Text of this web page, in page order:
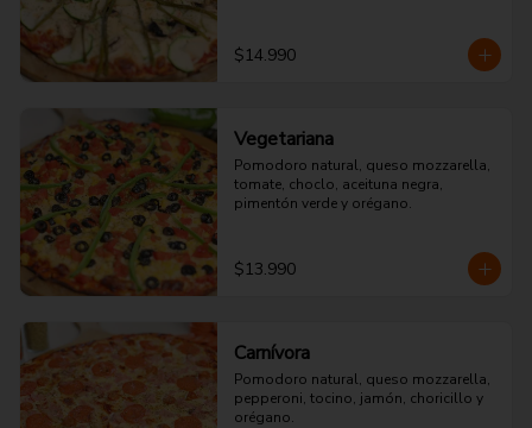
$14.990
Vegetariana
Pomodoro natural, queso mozzarella,
tomate, choclo, aceituna negra,
pimentón verde y orégano.
$13.990
Carnívora
Pomodoro natural, queso mozzarella,
pepperoni, tocino, jamón, choricillo y
orégano.